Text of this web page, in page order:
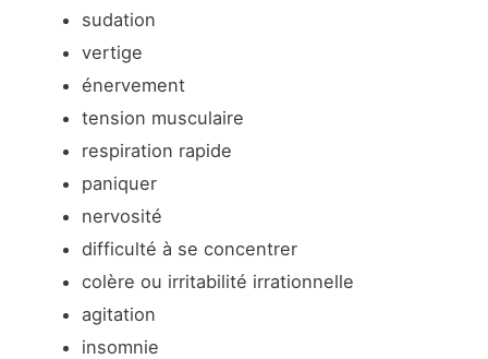
sudation
vertige
énervement
tension musculaire
respiration rapide
paniquer
nervosité
difficulté à se concentrer
colère ou irritabilité irrationnelle
agitation
insomnie